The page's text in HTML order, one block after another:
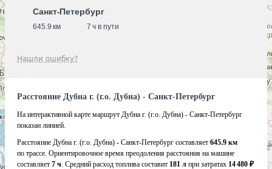
Санкт-Петербург
645.9 км 7 ч в пути
Нашли ошибку?
Расстояние Дубна г. (г.о. Дубна) - Санкт-Петербург
На интерактивной карте маршрут Дубна г. (г.о. Дубна) - Санкт-Петербург
показан линией.
Расстояние Дубна г. (г.о. Дубна) - Санкт-Петербург составляет 645.9 км
по трассе. Ориентировочное время преодоления расстояния на машине
составляет 7 ч. Средний расход топлива составит 181 л при затратах 14 480 ₽